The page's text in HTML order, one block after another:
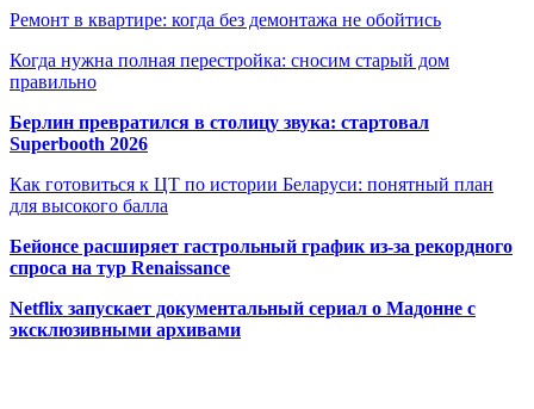
Ремонт в квартире: когда без демонтажа не обойтись
Когда нужна полная перестройка: сносим старый дом
правильно
Берлин превратился в столицу звука: стартовал
Superbooth 2026
Как готовиться к ЦТ по истории Беларуси: понятный план
для высокого балла
Бейонсе расширяет гастрольный график из-за рекордного
спроса на тур Renaissance
Netflix запускает документальный сериал о Мадонне с
эксклюзивными архивами